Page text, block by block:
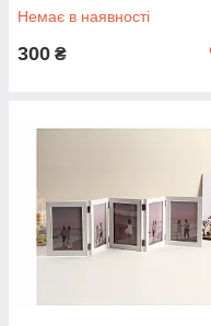
Немає в наявності
300 ₴